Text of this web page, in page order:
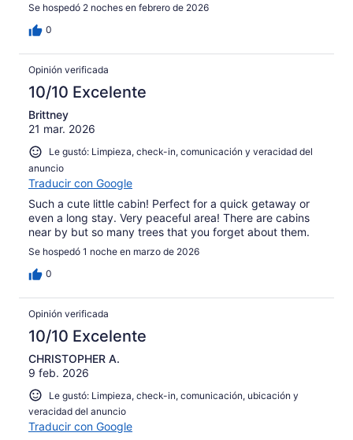
Se hospedó 2 noches en febrero de 2026
0
Opinión verificada
10/10 Excelente
Brittney
21 mar. 2026
Le gustó: Limpieza, check-in, comunicación y veracidad del
anuncio
Traducir con Google
Such a cute little cabin! Perfect for a quick getaway or
even a long stay. Very peaceful area! There are cabins
near by but so many trees that you forget about them.
Se hospedó 1 noche en marzo de 2026
0
Opinión verificada
10/10 Excelente
CHRISTOPHER A.
9 feb. 2026
Le gustó: Limpieza, check-in, comunicación, ubicación y
veracidad del anuncio
Traducir con Google